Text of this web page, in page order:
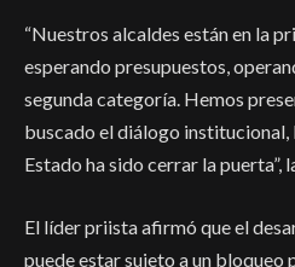
“Nuestros alcaldes están en la
esperando presupuestos,
segunda categoría. Hemos
buscado el diálogo institucional,
Estado ha sido cerrar la puerta”,
El líder priista afirmó que el
puede estar sujeto a un